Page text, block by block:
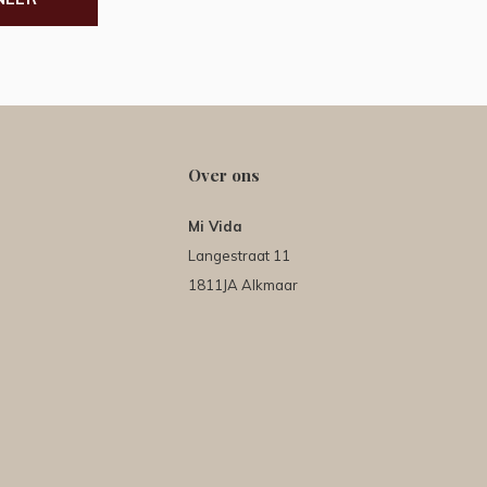
Over ons
Mi Vida
Langestraat 11
1811JA Alkmaar